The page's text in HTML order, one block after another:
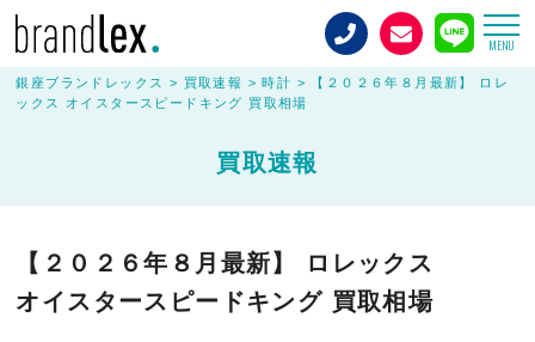
MENU
銀座ブランドレックス > 買取速報 >時計 >
【２０２６年８月最新】 ロレ
ックス オイスタースピードキング 買取相場
買取速報
【２０２６年８月最新】 ロレックス
オイスタースピードキング 買取相場